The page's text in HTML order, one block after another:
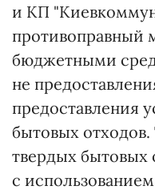
и КП
противоправный
бюджетными
не
предоставления
бытовых отходов.
твердых бытовых
с